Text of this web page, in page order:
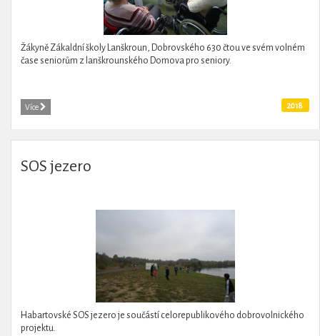
Žákyně Zákaldní školy Lanškroun, Dobrovského 630 čtou ve svém volném
čase seniorům z lanškrounského Domova pro seniory.
Více 2018
SOS jezero
Habartovské SOS jezero je součástí celorepublikového dobrovolnického
projektu.